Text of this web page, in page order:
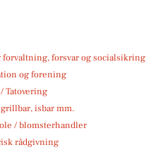
forsvar og socialsikring
og forening
Tatovering
isbar mm.
/ blomsterhandler
rådgivning